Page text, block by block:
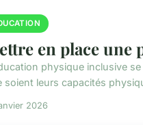
en place
physique inclusive
soient leurs capacités
2026